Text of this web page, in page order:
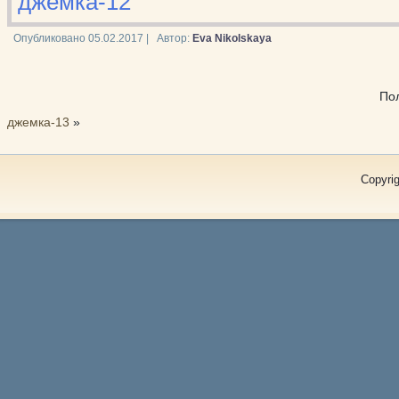
Опубликовано 05.02.2017 Автор: Eva Nikolskaya
джемка-13 »